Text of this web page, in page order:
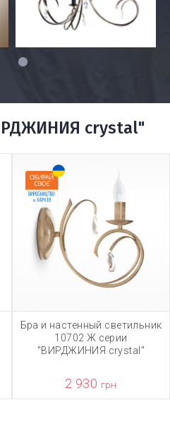
1
crystal"
Бра и настенный светильник
10702 Ж серии
"ВИРДЖИНИЯ crystal"
2 930 грн